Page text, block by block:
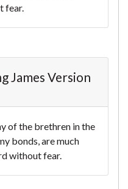
fear.
James Version
of the brethren in the
bonds, are much
without fear.